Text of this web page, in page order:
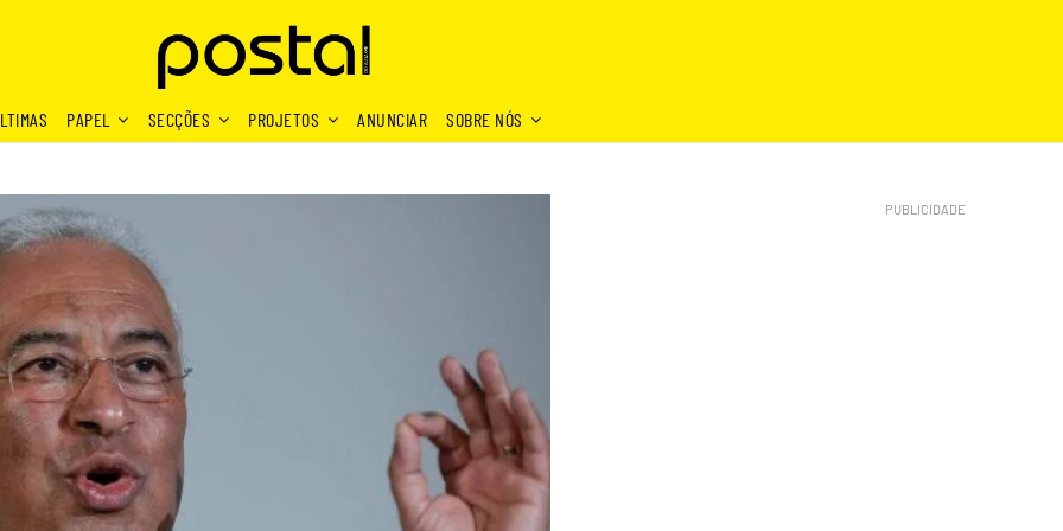
PAPEL SECÇÕES PROJETOS ANUNCIAR SOBRE NÓS